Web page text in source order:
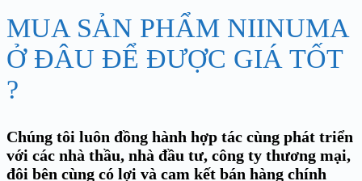
MUA SẢN PHẨM NIINUMA
Ở ĐÂU ĐỂ ĐƯỢC GIÁ TỐT
?
Chúng tôi luôn đồng hành hợp tác cùng phát triển
với các nhà thầu, nhà đầu tư, công ty thương mại,
đôi bên cùng có lợi và cam kết bán hàng chính